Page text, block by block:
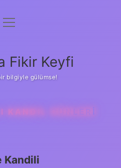
Uyarı
menüyü
Fikir Keyfi
bilgiyle gülümse!
GÜNLERI
Kandili